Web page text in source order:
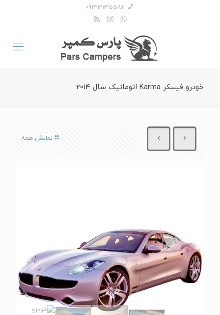
09133135582
خودرو فیسکر Karma اتوماتیک سال 2014
نمایش همه